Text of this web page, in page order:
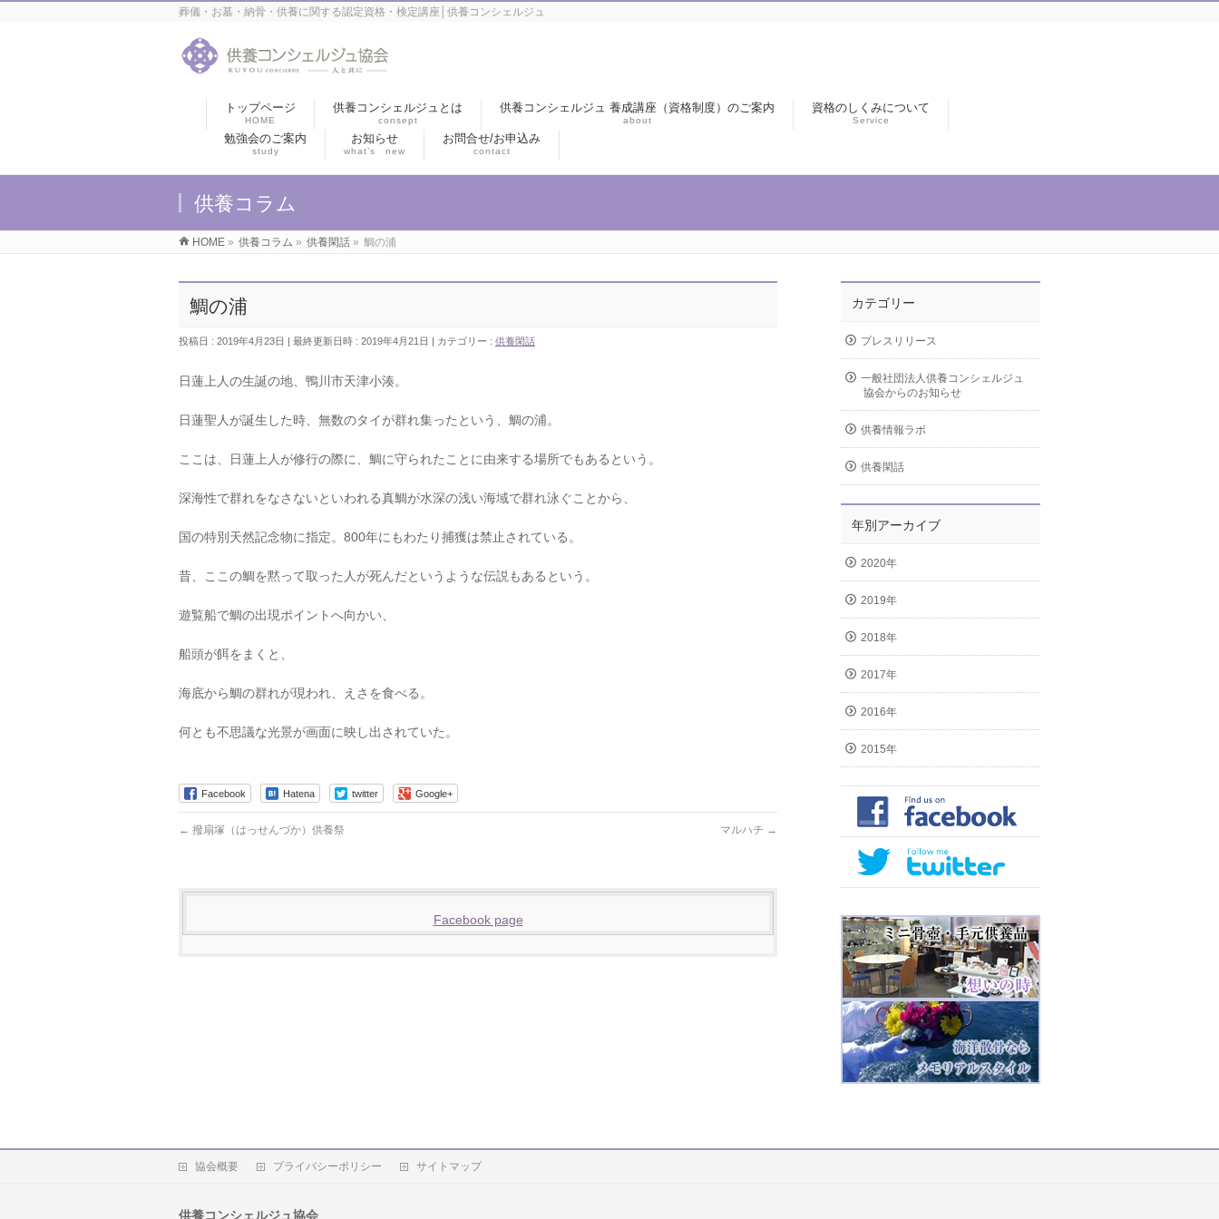
葬儀・お墓・納骨・供養に関する認定資格・検定講座│供養コンシェルジュ
トップページ
HOME
供養コンシェルジュとは
consept
供養コンシェルジュ 養成講座（資格制度）のご案内
about
資格のしくみについて
Service
勉強会のご案内
study
お知らせ
what’s new
お問合せ/お申込み
contact
供養コラム
HOME » 供養コラム » 供養閑話 » 鯛の浦
鯛の浦
投稿日 : 2019年4月23日 最終更新日時 : 2019年4月21日 カテゴリー : 供養閑話
日蓮上人の生誕の地、鴨川市天津小湊。
日蓮聖人が誕生した時、無数のタイが群れ集ったという、鯛の浦。
ここは、日蓮上人が修行の際に、鯛に守られたことに由来する場所でもあるという。
深海性で群れをなさないといわれる真鯛が水深の浅い海域で群れ泳ぐことから、
国の特別天然記念物に指定。800年にもわたり捕獲は禁止されている。
昔、ここの鯛を黙って取った人が死んだというような伝説もあるという。
遊覧船で鯛の出現ポイントへ向かい、
船頭が餌をまくと、
海底から鯛の群れが現われ、えさを食べる。
何とも不思議な光景が画面に映し出されていた。
Facebook Hatena twitter Google+
← 撥扇塚（はっせんづか）供養祭 マルハチ →
Facebook page
カテゴリー
プレスリリース
一般社団法人供養コンシェルジュ
協会からのお知らせ
供養情報ラボ
供養閑話
年別アーカイブ
2020年
2019年
2018年
2017年
2016年
2015年
協会概要 プライバシーポリシー サイトマップ
供養コンシェルジュ協会